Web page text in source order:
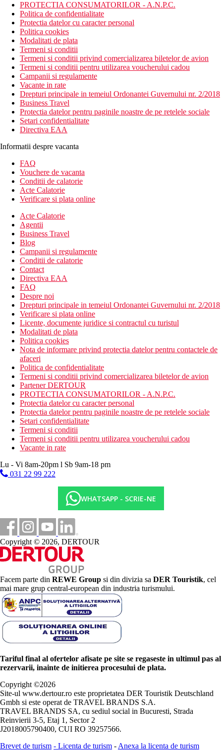
PROTECTIA CONSUMATORILOR - A.N.P.C.
Politica de confidentialitate
Protectia datelor cu caracter personal
Politica cookies
Modalitati de plata
Termeni si conditii
Termeni si conditii privind comercializarea biletelor de avion
Termeni si conditii pentru utilizarea voucherului cadou
Campanii si regulamente
Vacante in rate
Drepturi principale in temeiul Ordonantei Guvernului nr. 2/2018
Business Travel
Protectia datelor pentru paginile noastre de pe retelele sociale
Setari confidentialitate
Directiva EAA
Informatii despre vacanta
FAQ
Vouchere de vacanta
Conditii de calatorie
Acte Calatorie
Verificare si plata online
Acte Calatorie
Agentii
Business Travel
Blog
Campanii si regulamente
Conditii de calatorie
Contact
Directiva EAA
FAQ
Despre noi
Drepturi principale in temeiul Ordonantei Guvernului nr. 2/2018
Verificare si plata online
Licente, documente juridice si contractul cu turistul
Modalitati de plata
Politica cookies
Nota de informare privind protectia datelor pentru contactele de
afaceri
Politica de confidentialitate
Termeni si conditii privind comercializarea biletelor de avion
Partener DERTOUR
PROTECTIA CONSUMATORILOR - A.N.P.C.
Protectia datelor cu caracter personal
Protectia datelor pentru paginile noastre de pe retelele sociale
Setari confidentialitate
Termeni si conditii
Termeni si conditii pentru utilizarea voucherului cadou
Vacante in rate
Lu - Vi 8am-20pm l Sb 9am-18 pm
031 22 99 222
WHATSAPP - SCRIE-NE
Copyright © 2026, DERTOUR
Facem parte din REWE Group si din divizia sa DER Touristik, cel
mai mare grup central-european din industria turismului.
Tariful final al ofertelor afisate pe site se regaseste in ultimul pas al
rezervarii, inainte de initierea procesului de plata.
Copyright ©2026
Site-ul www.dertour.ro este proprietatea DER Touristik Deutschland
Gmbh si este operat de TRAVEL BRANDS S.A.
TRAVEL BRANDS SA, cu sediul social in Bucuresti, Strada
Reinvierii 3-5, Etaj 1, Sector 2
J2018005790400, CUI RO 39257566.
Brevet de turism - Licenta de turism - Anexa la licenta de turism